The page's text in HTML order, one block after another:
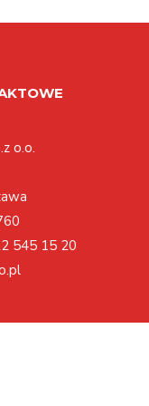
o.o.
545 15 20